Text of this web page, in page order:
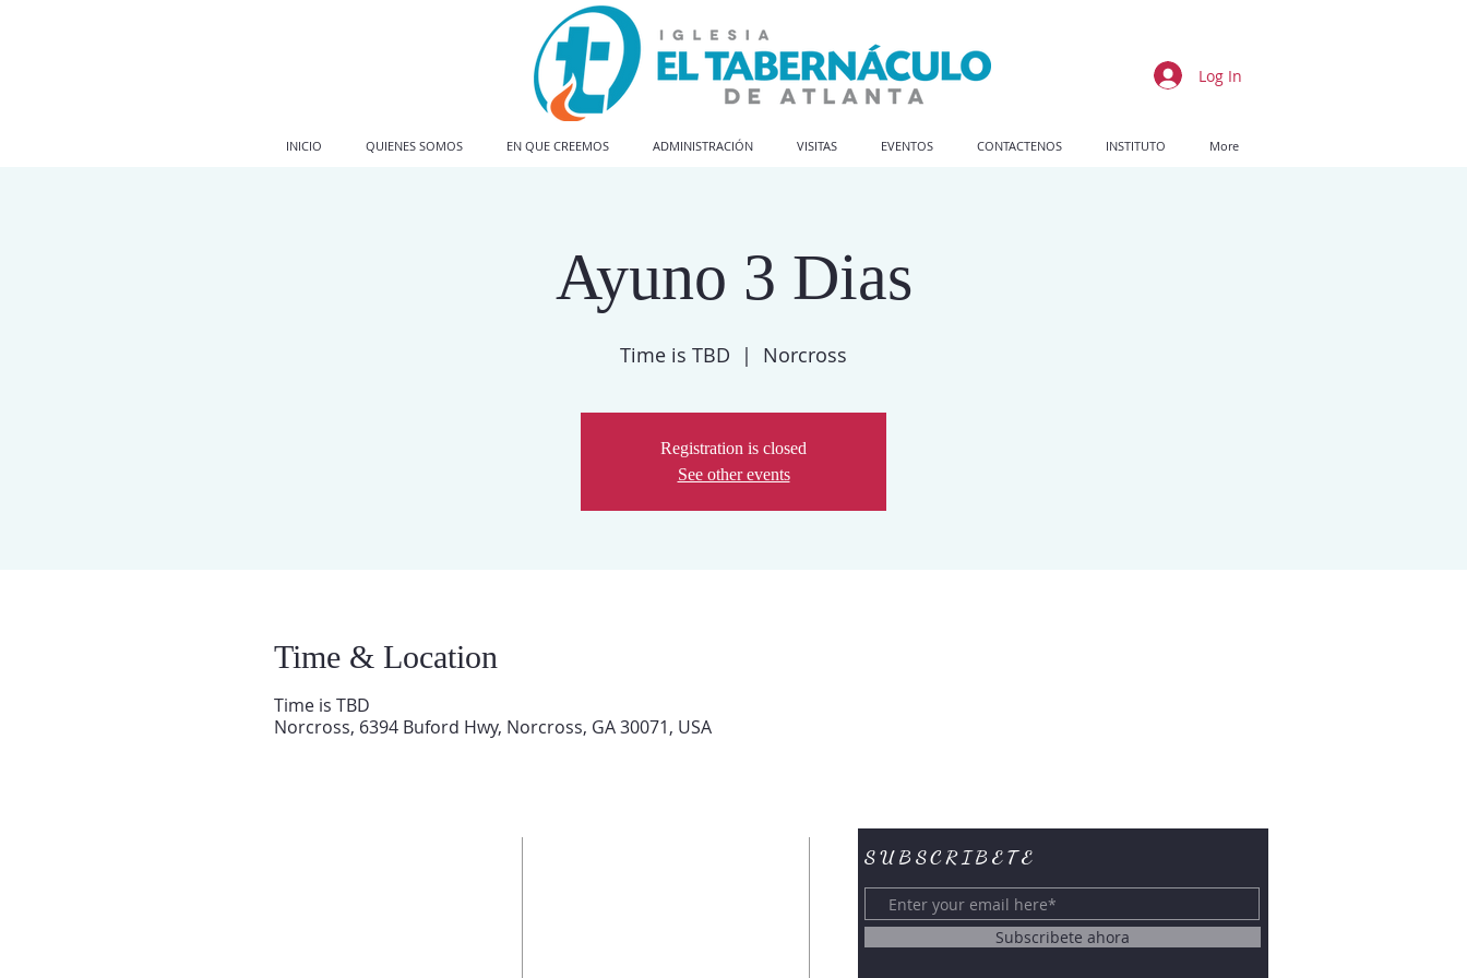
Log In
INICIO QUIENES SOMOS EN QUE CREEMOS ADMINISTRACIÓN VISITAS EVENTOS CONTACTENOS INSTITUTO More
Ayuno 3 Dias
Time is TBD
  |
Norcross
Registration is closed
See other events
Time & Location
Time is TBD
Norcross, 6394 Buford Hwy, Norcross, GA 30071, USA
SUBSCRIBETE
Subscribete ahora